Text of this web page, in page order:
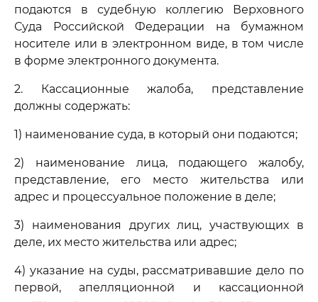
подаются в судебную коллегию Верховного
Суда Российской Федерации на бумажном
носителе или в электронном виде, в том числе
в форме электронного документа.
2. Кассационные жалоба, представление
должны содержать:
1) наименование суда, в который они подаются;
2) наименование лица, подающего жалобу,
представление, его место жительства или
адрес и процессуальное положение в деле;
3) наименования других лиц, участвующих в
деле, их место жительства или адрес;
4) указание на суды, рассматривавшие дело по
первой, апелляционной и кассационной